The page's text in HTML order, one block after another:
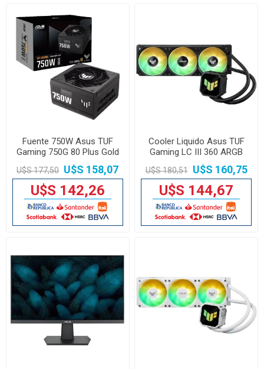
Fuente 750W Asus TUF
Gaming 750G 80 Plus Gold
U$S 177,50 U$S 158,07
U$S 142,26
Cooler Liquido Asus TUF
Gaming LC III 360 ARGB
negro
U$S 180,51 U$S 160,75
U$S 144,67